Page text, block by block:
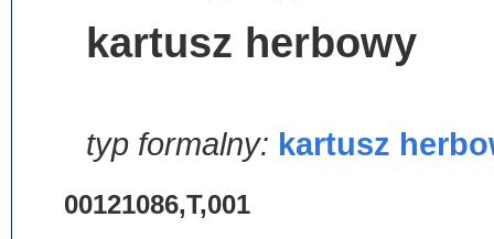
kartusz herbowy
typ formalny: kartusz
00121086,T,001